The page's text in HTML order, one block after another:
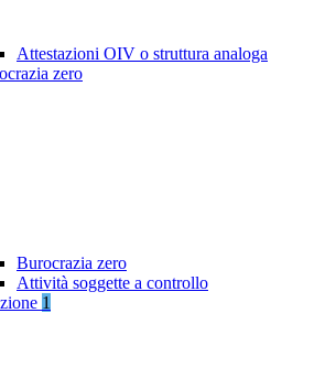
Attestazioni OIV o struttura analoga
zero
Burocrazia zero
Attività soggette a controllo
1